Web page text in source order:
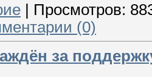
Просмотров:
(0)
за